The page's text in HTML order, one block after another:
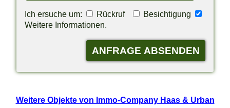
Ich ersuche um: Rückruf
Besichtigung
Weitere Informationen.
Weitere Objekte von Immo-Company Haas & Urban